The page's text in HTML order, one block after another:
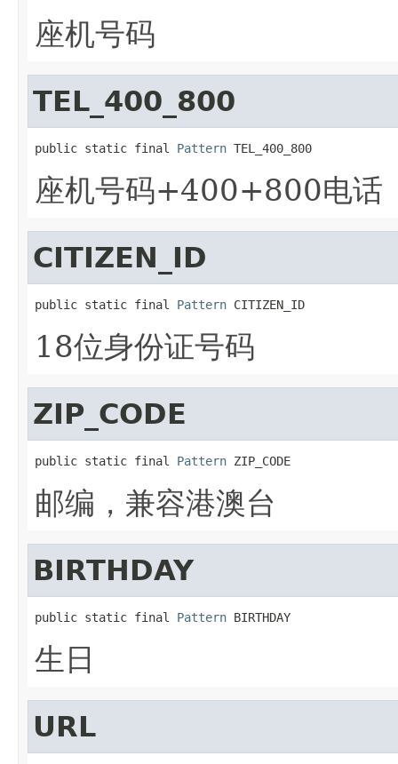
座机号码
TEL_400_800
public static final Pattern TEL_400_800
座机号码+400+800电话
CITIZEN_ID
public static final Pattern CITIZEN_ID
18位身份证号码
ZIP_CODE
public static final Pattern ZIP_CODE
邮编，兼容港澳台
BIRTHDAY
public static final Pattern BIRTHDAY
生日
URL